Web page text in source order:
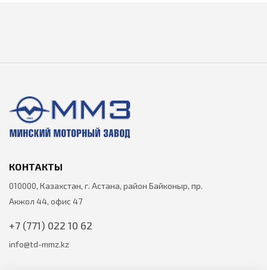
КОНТАКТЫ
010000, Казахстан, г. Астана, район Байконыр, пр.
Акжол 44, офис 47
+7 (771) 022 10 62
info@td-mmz.kz